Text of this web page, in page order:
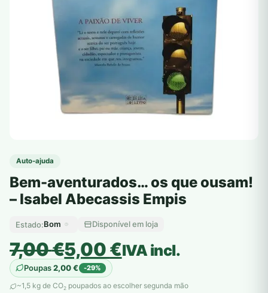
Auto-ajuda
Bem-aventurados… os que ousam!
– Isabel Abecassis Empis
Estado:Bom Disponível em loja
7,00€
O
preço
original
5,00€
O
preço
atual
IVA incl.
Poupas2,00€ -29%
~1,5 kg de CO2 poupados ao escolher segunda mão